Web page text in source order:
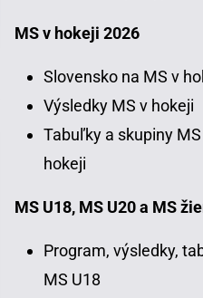
MS v hokeji 2026
Slovensko na MS v
Výsledky MS v hokeji
Tabuľky a skupiny
hokeji
MS U18, MS U20 a MS
Program, výsledky,
MS U18